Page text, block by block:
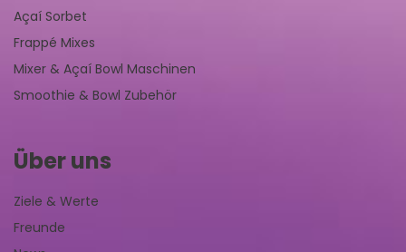
Açaí Sorbet
Frappé Mixes
Mixer & Açaí Bowl Maschinen
Smoothie & Bowl Zubehör
Über uns
Ziele & Werte
Freunde